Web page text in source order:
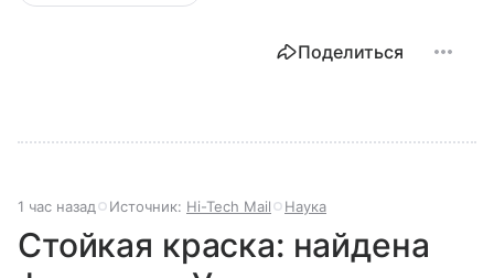
Поделиться
1 час назад Источник: Hi-Tech Mail Наука
Стойкая краска: найдена